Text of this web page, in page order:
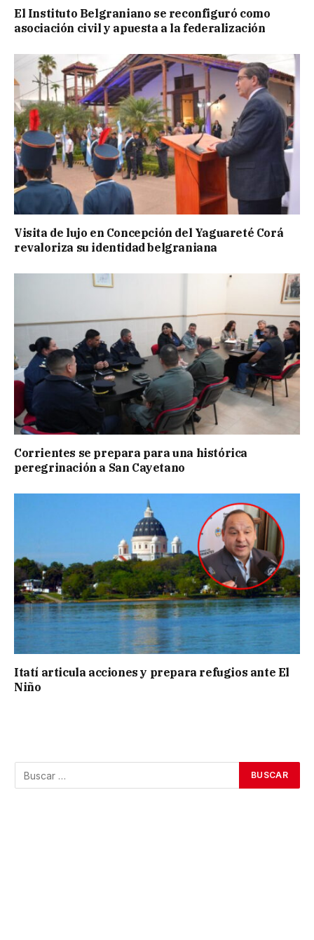
El Instituto Belgraniano se reconfiguró como
asociación civil y apuesta a la federalización
Visita de lujo en Concepción del Yaguareté Corá
revaloriza su identidad belgraniana
Corrientes se prepara para una histórica
peregrinación a San Cayetano
Itatí articula acciones y prepara refugios ante El
Niño